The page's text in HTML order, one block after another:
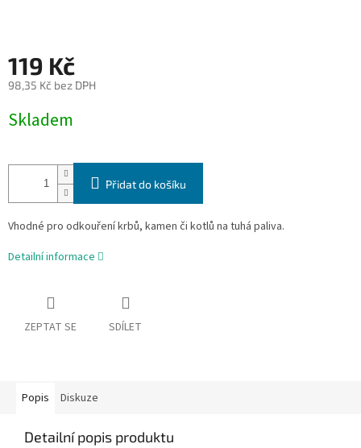
119 Kč
98,35 Kč bez DPH
cena:
Skladem
Přidat do košíku
Vhodné pro odkouření krbů, kamen či kotlů na tuhá paliva.
Detailní informace
ZEPTAT SE SDÍLET
Popis Diskuze
Detailní popis produktu